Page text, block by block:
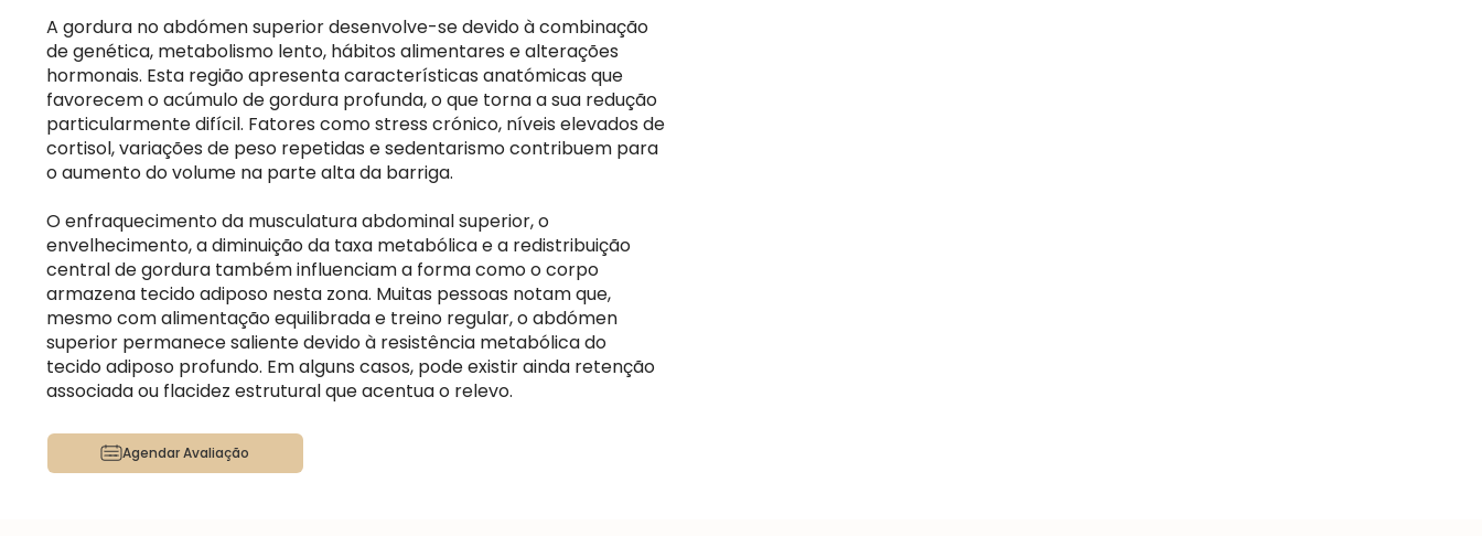
A gordura no abdómen superior desenvolve-se devido à combinação
de genética, metabolismo lento, hábitos alimentares e alterações
hormonais. Esta região apresenta características anatómicas que
favorecem o acúmulo de gordura profunda, o que torna a sua redução
particularmente difícil. Fatores como stress crónico, níveis elevados de
cortisol, variações de peso repetidas e sedentarismo contribuem para
o aumento do volume na parte alta da barriga.
O enfraquecimento da musculatura abdominal superior, o
envelhecimento, a diminuição da taxa metabólica e a redistribuição
central de gordura também influenciam a forma como o corpo
armazena tecido adiposo nesta zona. Muitas pessoas notam que,
mesmo com alimentação equilibrada e treino regular, o abdómen
superior permanece saliente devido à resistência metabólica do
tecido adiposo profundo. Em alguns casos, pode existir ainda retenção
associada ou flacidez estrutural que acentua o relevo.
Agendar Avaliação